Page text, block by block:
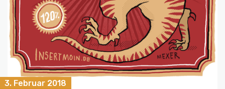
3. Februar 2018